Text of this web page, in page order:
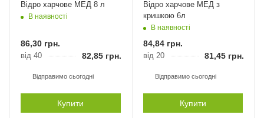
Відро харчове МЕД 8 л
В наявності
86,30 грн.
від 40 82,85 грн.
Відправимо сьогодні
Купити
Відро харчове МЕД з
кришкою 6л
В наявності
84,84грн.
від 20 81,45грн.
Відправимо сьогодні
Купити